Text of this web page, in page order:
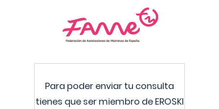
Para poder enviar tu consulta
tienes que ser miembro de EROSKI